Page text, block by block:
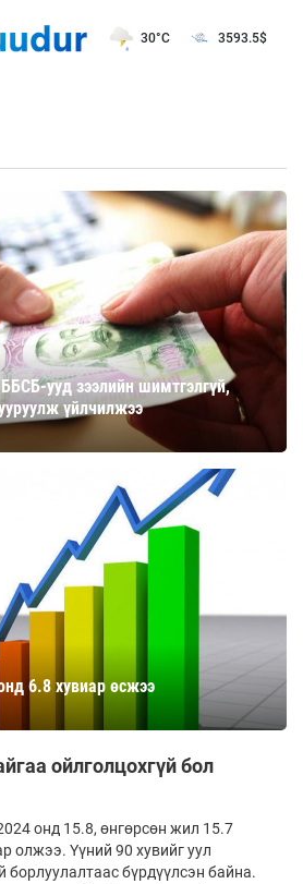
30°C 3593.5$
ууд зээлийн шимтгэлгүй,
үйлчилжээ
6.8 хувиар өсжээ
ойлголцохгүй бол
онд 15.8, өнгөрсөн жил 15.7
олжээ. Үүний 90 хувийг уул
борлуулалтаас бүрдүүлсэн байна.